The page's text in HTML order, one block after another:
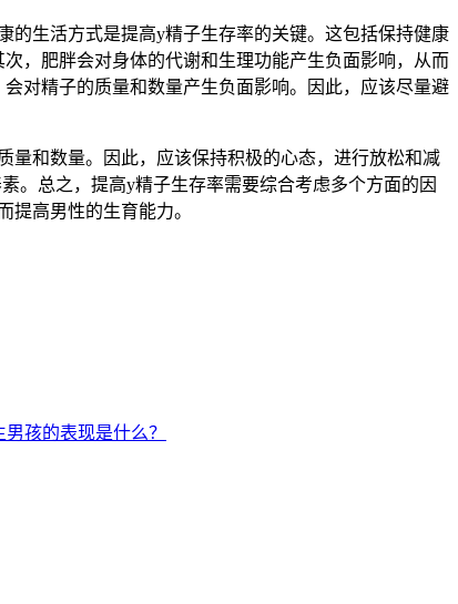
生活方式是提高y精子生存率的关键。这包括保持健康
，肥胖会对身体的代谢和生理功能产生负面影响，从而
对精子的质量和数量产生负面影响。因此，应该尽量避
和数量。因此，应该保持积极的心态，进行放松和减
。总之，提高y精子生存率需要综合考虑多个方面的因
高男性的生育能力。
孩的表现是什么？